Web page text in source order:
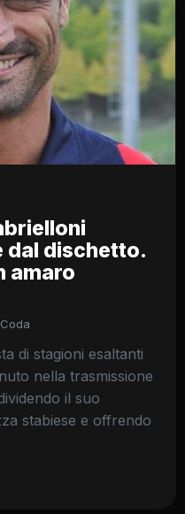
dal dischetto.
amaro
di stagioni esaltanti
nella trasmissione
il suo
stabiese e offrendo